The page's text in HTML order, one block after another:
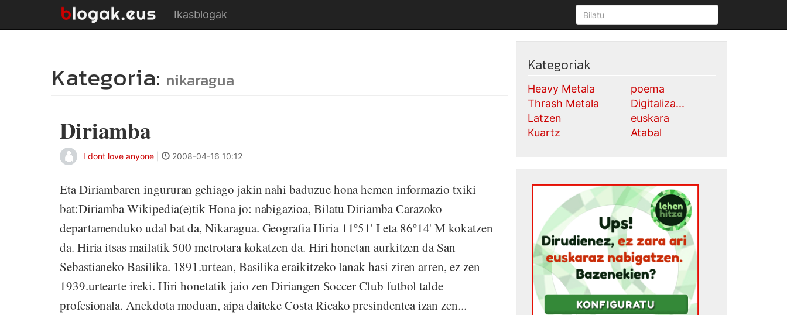
Ikasblogak
Kategoria: nikaragua
Diriamba
I dont love anyone 2008-04-16 10:12
Eta Diriambaren ingururan gehiago jakin nahi baduzue hona hemen informazio txiki
bat:Diriamba Wikipedia(e)tik Hona jo: nabigazioa, Bilatu Diriamba Carazoko
departamenduko udal bat da, Nikaragua. Geografia Hiria 11º51' I eta 86º14' M kokatzen
da. Hiria itsas mailatik 500 metrotara kokatzen da. Hiri honetan aurkitzen da San
Sebastianeko Basilika. 1891.urtean, Basilika eraikitzeko lanak hasi ziren arren, ez zen
1939.urtearte ireki. Hiri honetatik jaio zen Diriangen Soccer Club futbol talde
profesionala. Anekdota moduan, aipa daiteke Costa Ricako presindentea izan zen...
Kategoriak
Heavy Metala
Thrash Metala
Latzen
Kuartz
poema
Digitaliza...
euskara
Atabal